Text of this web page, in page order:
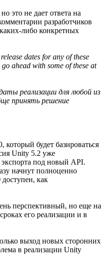
это не дает ответа на
разработчиков
либо конкретных
dates for any of these
ahead with some of these at
реализации для любой из
принять решение
который будет базироваться
Unity 5.2 уже
под новый API.
начнут полноценно
как
перспективный, но еще на
его реализации и в
выход новых сторонних
в реализации Unity